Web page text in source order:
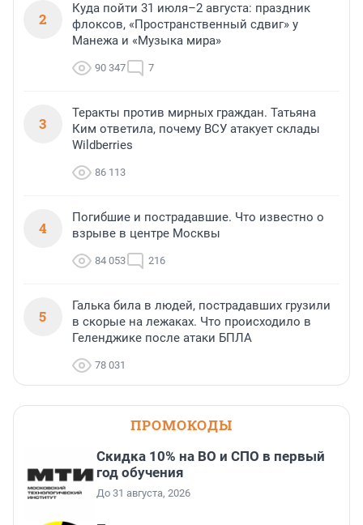
2
Куда пойти 31 июля–2 августа: праздник
флоксов, «Пространственный сдвиг» у
Манежа и «Музыка мира»
90 347 7
3
Теракты против мирных граждан. Татьяна
Ким ответила, почему ВСУ атакует склады
Wildberries
86 113
4
Погибшие и пострадавшие. Что известно о
взрыве в центре Москвы
84 053 216
5
Галька била в людей, пострадавших грузили
в скорые на лежаках. Что происходило в
Геленджике после атаки БПЛА
78 031
ПРОМОКОДЫ
Скидка 10% на ВО и СПО в первый
год обучения
До 31 августа, 2026